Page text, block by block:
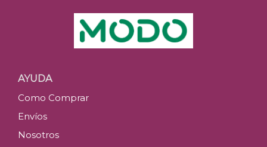
AYUDA
Como Comprar
Envíos
Nosotros